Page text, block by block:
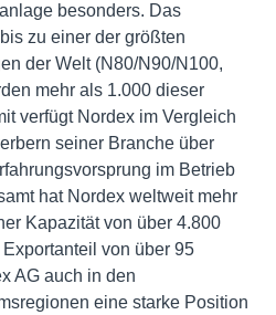
besonders. Das
zu einer der größten
der Welt (N80/N90/N100,
mehr als 1.000 dieser
verfügt Nordex im Vergleich
seiner Branche über
im Betrieb
hat Nordex weltweit mehr
Kapazität von über 4.800
von über 95
AG auch in den
eine starke Position